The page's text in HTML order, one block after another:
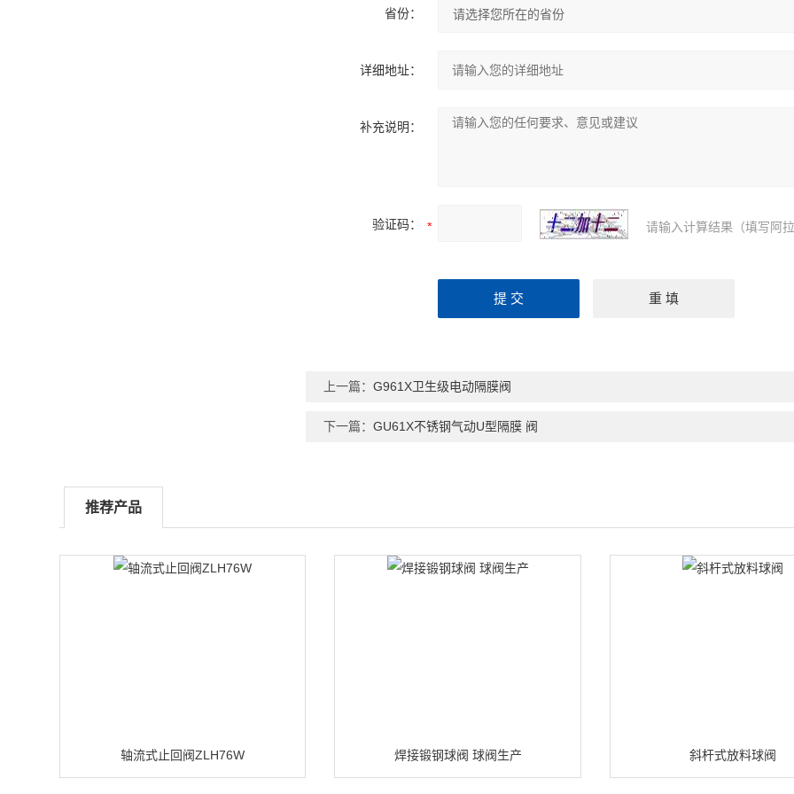
省份：
详细地址：
补充说明：
验证码： 请输入计算结果（填写阿
上一篇：G961X卫生级电动隔膜阀
下一篇：GU61X不锈钢气动U型隔膜 阀
推荐产品
轴流式止回阀ZLH76W 焊接锻钢球阀 球阀生产 斜杆式放料球阀